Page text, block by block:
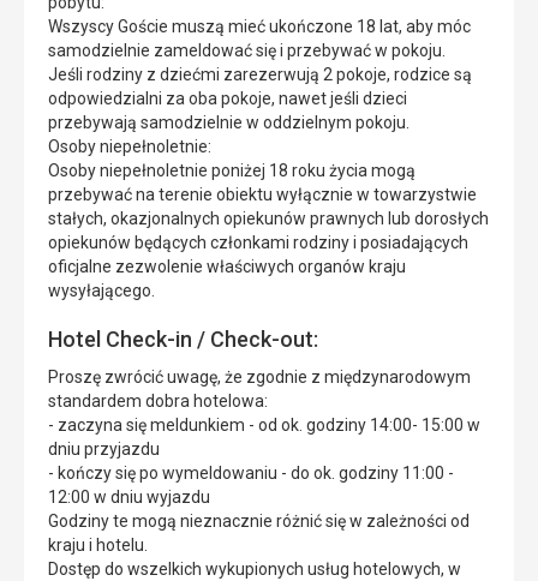
Wszyscy Goście muszą mieć ukończone 18 lat, aby móc
samodzielnie zameldować się i przebywać w pokoju.
Jeśli rodziny z dziećmi zarezerwują 2 pokoje, rodzice są
odpowiedzialni za oba pokoje, nawet jeśli dzieci
przebywają samodzielnie w oddzielnym pokoju.
Osoby niepełnoletnie:
Osoby niepełnoletnie poniżej 18 roku życia mogą
przebywać na terenie obiektu wyłącznie w towarzystwie
stałych, okazjonalnych opiekunów prawnych lub dorosłych
opiekunów będących członkami rodziny i posiadających
oficjalne zezwolenie właściwych organów kraju
wysyłającego.
Hotel Check-in / Check-out:
Proszę zwrócić uwagę, że zgodnie z międzynarodowym
standardem dobra hotelowa:
- zaczyna się meldunkiem - od ok. godziny 14:00- 15:00 w
dniu przyjazdu
- kończy się po wymeldowaniu - do ok. godziny 11:00 -
12:00 w dniu wyjazdu
Godziny te mogą nieznacznie różnić się w zależności od
kraju i hotelu.
Dostęp do wszelkich wykupionych usług hotelowych, w